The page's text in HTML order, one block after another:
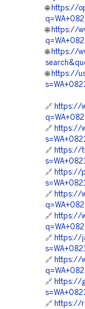
🌐 https://
🌐 https://
🌐 https://
🌐 https://
🔗 https://
🔗 https://
🔗 https://
🔗 https://
🔗 https://
🔗 https://
🔗 https://
🔗 https://
🔗 https://
🔗 https://